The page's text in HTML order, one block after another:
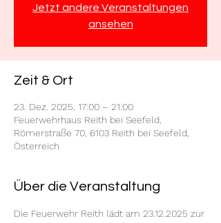
Jetzt andere Veranstaltungen
ansehen
Zeit & Ort
23. Dez. 2025, 17:00 – 21:00
Feuerwehrhaus Reith bei Seefeld,
Römerstraße 70, 6103 Reith bei Seefeld,
Österreich
Über die Veranstaltung
Die Feuerwehr Reith lädt am 23.12.2025 zur